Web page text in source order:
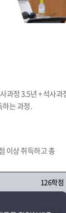
과정 3.5년 + 석사과
하는 과정.
이상 취득하고 총
126학점